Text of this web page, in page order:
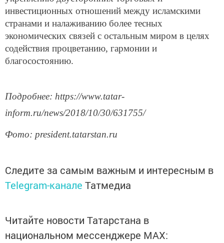
инвестиционных отношений между исламскими
странами и налаживанию более тесных
экономических связей с остальным миром в целях
содействия процветанию, гармонии и
благосостоянию.
Подробнее: https://www.tatar-
inform.ru/news/2018/10/30/631755/
Фото: president.tatarstan.ru
Следите за самым важным и интересным в
Telegram-канале Татмедиа
Читайте новости Татарстана в
национальном мессенджере MАХ: